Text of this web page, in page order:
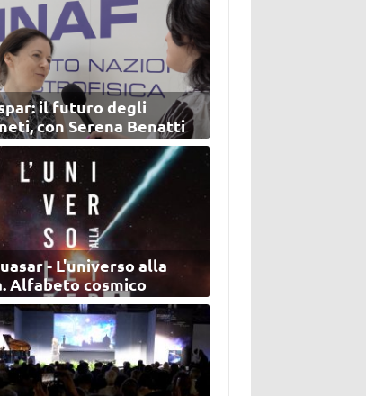
il futuro degli
con Serena Benatti
- L'universo alla
Alfabeto cosmico